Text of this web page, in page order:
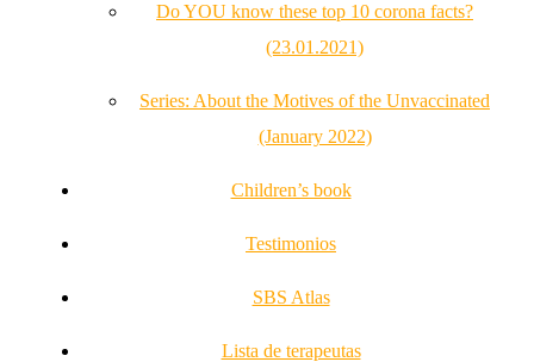
Do YOU know these top 10 corona facts?
(23.01.2021)
Series: About the Motives of the Unvaccinated
(January 2022)
Children’s book
Testimonios
SBS Atlas
Lista de terapeutas